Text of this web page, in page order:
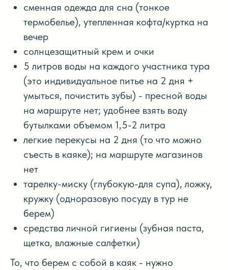
сменная одежда для сна (тонкое
термобелье), утепленная кофта/куртка на
вечер
солнцезащитный крем и очки
5 литров воды на каждого участника тура
(это индивидуальное питье на 2 дня +
умыться, почистить зубы) - пресной воды
на маршруте нет; удобнее взять воду
бутылками объемом 1,5-2 литра
легкие перекусы на 2 дня (то что можно
съесть в каяке); на маршруте магазинов
нет
тарелку-миску (глубокую-для супа), ложку,
кружку (одноразовую посуду в тур не
берем)
средства личной гигиены (зубная паста,
щетка, влажные салфетки)
То, что берем с собой в каяк - нужно